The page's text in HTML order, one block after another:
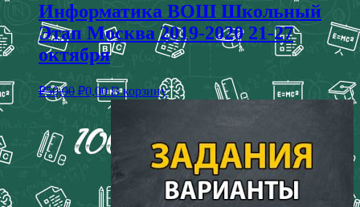
Информатика ВОШ Школьный
Этап Москва 2019-2020 21-27
октября
₽50,00 ₽0,00 В корзину